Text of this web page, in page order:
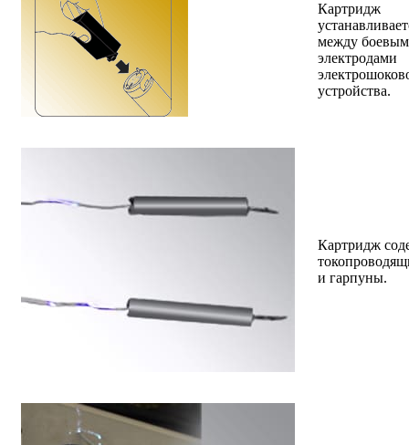
Картридж
между
электродами
устройства.
Картридж
и гарпуны.